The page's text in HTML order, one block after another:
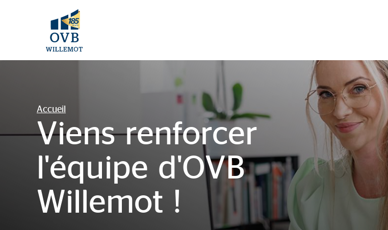
Accueil
Viens renforcer
l'équipe d'OVB
Willemot !